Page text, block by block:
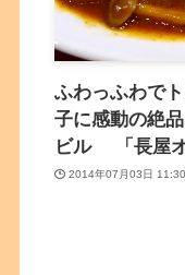
ふわっふわで
子に感動の絶
ビル 「長屋オ
2014年07月03日 11:30